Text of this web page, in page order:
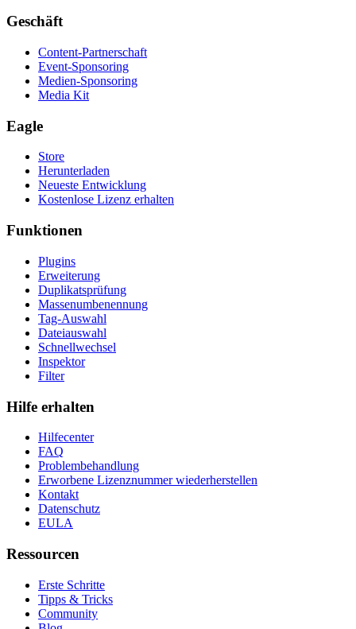
Geschäft
Content-Partnerschaft
Event-Sponsoring
Medien-Sponsoring
Media Kit
Eagle
Store
Herunterladen
Neueste Entwicklung
Kostenlose Lizenz erhalten
Funktionen
Plugins
Erweiterung
Duplikatsprüfung
Massenumbenennung
Tag-Auswahl
Dateiauswahl
Schnellwechsel
Inspektor
Filter
Hilfe erhalten
Hilfecenter
FAQ
Problembehandlung
Erworbene Lizenznummer wiederherstellen
Kontakt
Datenschutz
EULA
Ressourcen
Erste Schritte
Tipps & Tricks
Community